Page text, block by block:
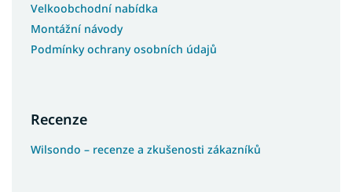
Velkoobchodní nabídka
Montážní návody
Podmínky ochrany osobních údajů
Recenze
Wilsondo – recenze a zkušenosti zákazníků